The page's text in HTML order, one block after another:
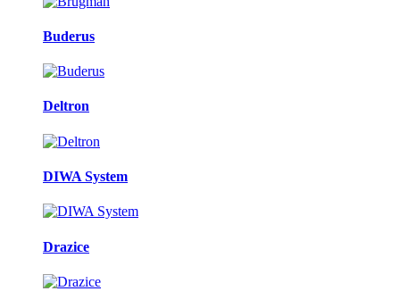
Buderus
Deltron
DIWA System
Drazice